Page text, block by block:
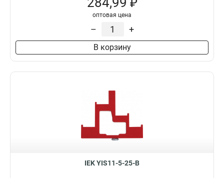
оптовая цена
– +
В корзину
IEK YIS11-5-25-B